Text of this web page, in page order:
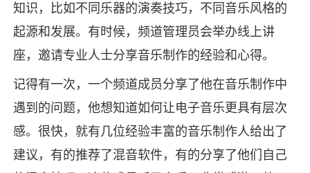
知识，比如不同乐器的演奏技巧，不同音乐风格的
起源和发展。有时候，频道管理员会举办线上讲
座，邀请专业人士分享音乐制作的经验和心得。
记得有一次，一个频道成员分享了他在音乐制作中
遇到的问题，他想知道如何让电子音乐更具有层次
感。很快，就有几位经验丰富的音乐制作人给出了
建议，有的推荐了混音软件，有的分享了他们自己